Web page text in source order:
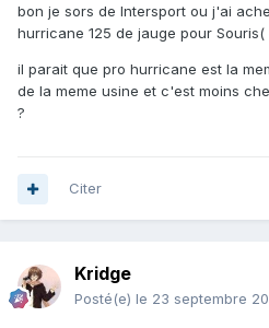
bon je sors de Intersport ou j'ai
hurricane 125 de jauge pour Souris(
il parait que pro hurricane est la
de la meme usine et c'est moins
?
Citer
Kridge
Posté(e) le 23 septembre